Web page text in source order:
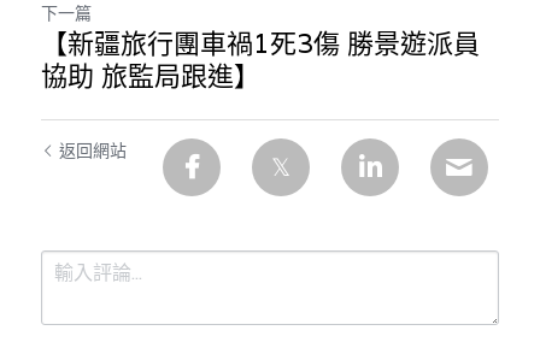
下一篇
【新疆旅行團車禍1死3傷 勝景遊派員
協助 旅監局跟進】
返回網站